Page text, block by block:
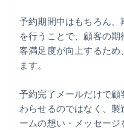
予約期間中はもちろん
を行うことで、顧客の
客満足度が向上するた
ます。
予約完了メールだけで
わらせるのではなく、
ームの想い・メッセージ